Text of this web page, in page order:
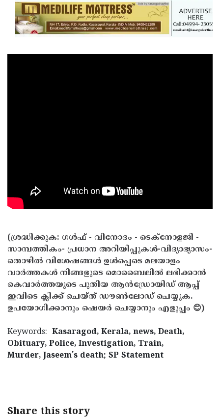
(ശ്രദ്ധിക്കുക: ഗൾഫ് - വിനോദം - ടെക്നോളജി -
സാമ്പത്തികം- പ്രധാന അറിയിപ്പുകൾ-വിദ്യാഭ്യാസം-
തൊഴിൽ വിശേഷങ്ങൾ ഉൾപ്പെടെ മലയാളം
വാർത്തകൾ നിങ്ങളുടെ മൊബൈലിൽ ലഭിക്കാൻ
കെവാർത്തയുടെ പുതിയ ആൻഡ്രോയിഡ് ആപ്പ്
ഇവിടെ ക്ലിക്ക് ചെയ്ത് ഡൗൺലോഡ് ചെയ്യുക.
ഉപയോഗിക്കാനും ഷെയർ ചെയ്യാനും എളുപ്പം 😊)
Keywords: Kasaragod, Kerala, news, Death,
Obituary, Police, Investigation, Train,
Murder, Jaseem's death; SP Statement
Share this story